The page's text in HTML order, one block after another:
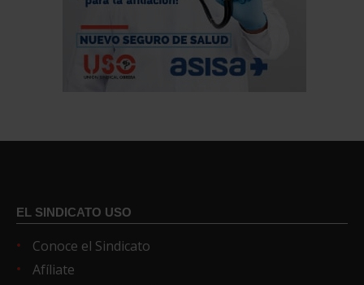
EL SINDICATO USO
Conoce el Sindicato
Afíliate